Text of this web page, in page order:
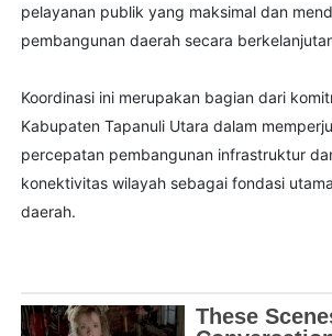
pelayanan publik yang maksimal dan
pembangunan daerah secara
Koordinasi ini merupakan bagian dari
Kabupaten Tapanuli Utara dalam
percepatan pembangunan infrastruktur
konektivitas wilayah sebagai fondasi
daerah.